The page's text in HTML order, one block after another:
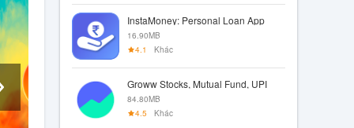
InstaMoney: Personal Loan App
16.90MB
4.1
Khác
Groww Stocks, Mutual Fund, UPI
84.80MB
4.5
Khác